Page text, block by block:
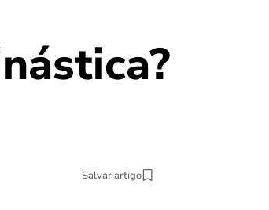
Salvar artigo